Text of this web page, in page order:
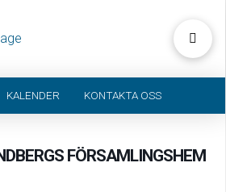
KALENDER KONTAKTA OSS
FÖRSAMLINGSHEM